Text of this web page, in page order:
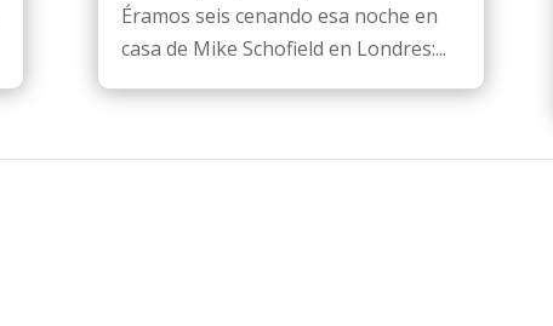
Éramos seis cenando esa noche en
casa de Mike Schofield en Londres:...